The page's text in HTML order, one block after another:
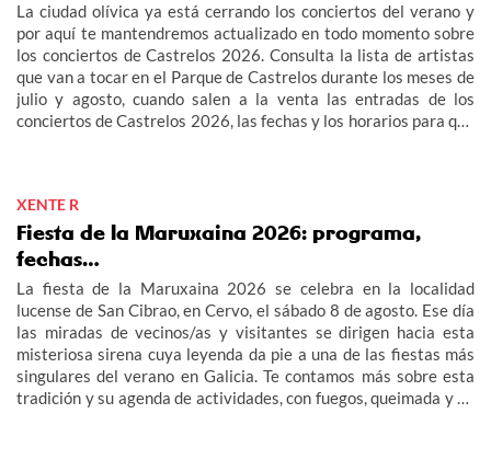
La ciudad olívica ya está cerrando los conciertos del verano y
por aquí te mantendremos actualizado en todo momento sobre
los conciertos de Castrelos 2026. Consulta la lista de artistas
que van a tocar en el Parque de Castrelos durante los meses de
julio y agosto, cuando salen a la venta las entradas de los
conciertos de Castrelos 2026, las fechas y los horarios para que
XENTE R
Fiesta de la Maruxaina 2026: programa,
fechas…
La fiesta de la Maruxaina 2026 se celebra en la localidad
lucense de San Cibrao, en Cervo, el sábado 8 de agosto. Ese día
las miradas de vecinos/as y visitantes se dirigen hacia esta
misteriosa sirena cuya leyenda da pie a una de las fiestas más
singulares del verano en Galicia. Te contamos más sobre esta
tradición y su agenda de actividades, con fuegos, queimada y un